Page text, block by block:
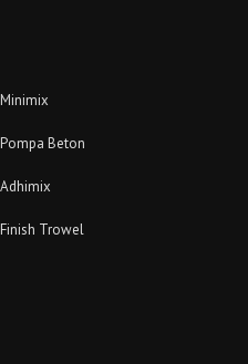
Minimix
Pompa Beton
Adhimix
Finish Trowel